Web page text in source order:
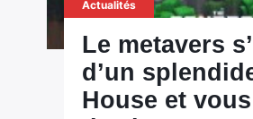
Actualités
Le metavers
d’un
House et